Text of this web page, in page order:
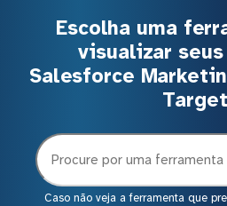
Escolha uma
visualizar
Salesforce
Caso não veja a ferramenta que